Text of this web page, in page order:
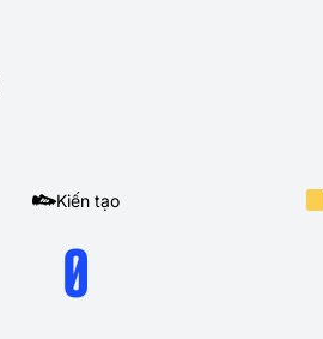
Kiến tạo
0